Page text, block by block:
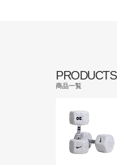
PRODUCTS
商品一覧